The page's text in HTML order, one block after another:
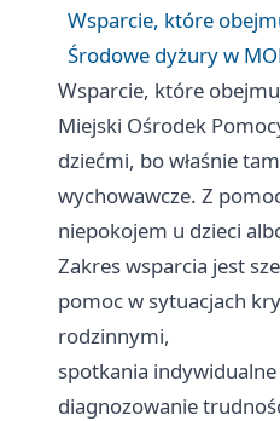
Wsparcie, które
Środowe dyżury w
Wsparcie, które
Miejski Ośrodek
dziećmi, bo właśnie
wychowawcze. Z
niepokojem u dzieci
Zakres wsparcia jest
pomoc w sytuacjach
rodzinnymi,
spotkania
diagnozowanie